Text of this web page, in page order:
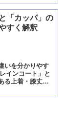
「カッパ」の
すく解釈
いを分かりやす
インコート」と
る上着・膝丈以